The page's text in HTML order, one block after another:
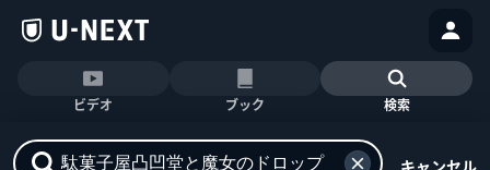
ビデオ ブック 検索
キャンセル